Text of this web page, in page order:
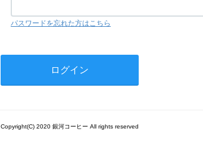
パスワードを忘れた方はこちら
Copyright(C) 2020 銀河コーヒー All rights reserved